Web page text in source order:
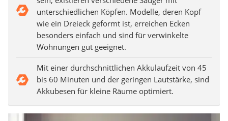
unterschiedlichen Köpfen. Modelle, deren Kopf
wie ein Dreieck geformt ist, erreichen Ecken
besonders einfach und sind für verwinkelte
Wohnungen gut geeignet.
Mit einer durchschnittlichen Akkulaufzeit von 45
bis 60 Minuten und der geringen Lautstärke, sind
Akkubesen für kleine Räume optimiert.